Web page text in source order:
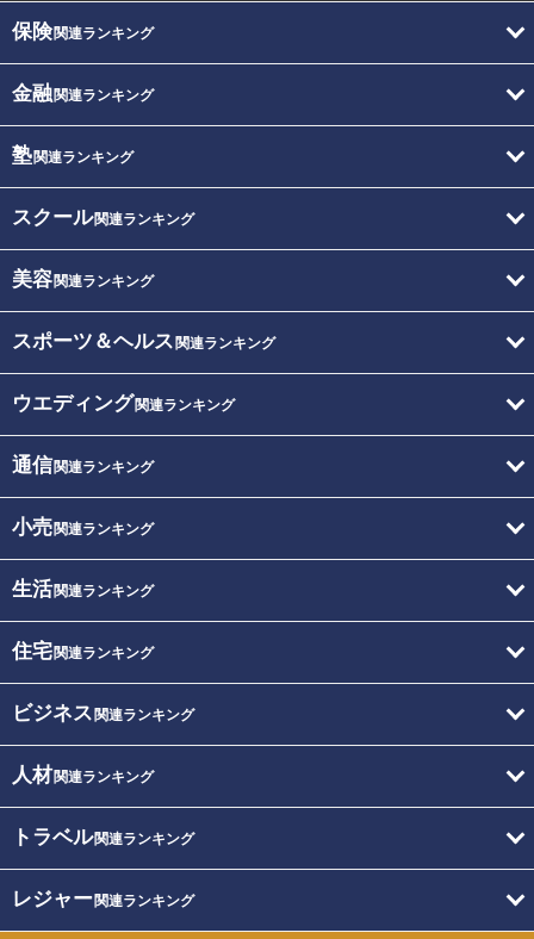
保険関連ランキング
金融関連ランキング
塾関連ランキング
スクール関連ランキング
美容関連ランキング
スポーツ＆ヘルス 関連ランキング
ウエディング関連ランキング
通信関連ランキング
小売関連ランキング
生活関連ランキング
住宅関連ランキング
ビジネス 関連ランキング
人材関連ランキング
トラベル関連ランキング
レジャー関連ランキング